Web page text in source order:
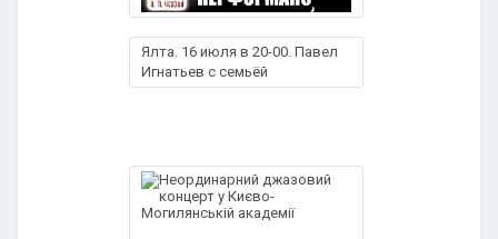
Ялта. 16 июля в 20-00. Павел
Игнатьев с семьёй